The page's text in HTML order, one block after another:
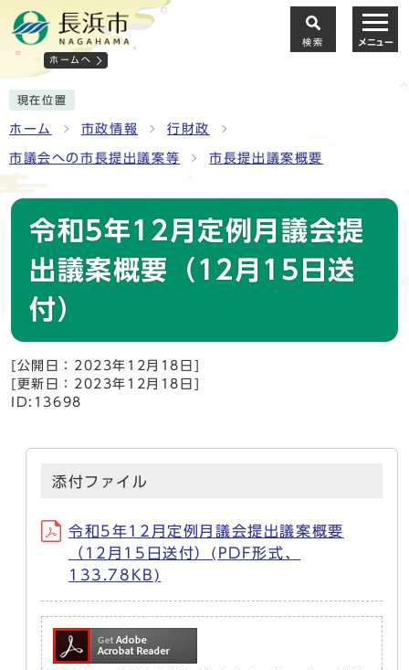
ホームへ
検索 メニュー
現在位置
ホーム 市政情報 行財政
市議会への市長提出議案等 市長提出議案概要
令和5年12月定例月議会提
出議案概要（12月15日送
付）
[公開日：2023年12月18日]
[更新日：2023年12月18日]
ID:13698
添付ファイル
令和5年12月定例月議会提出議案概要
（12月15日送付）(PDF形式、
133.78KB)